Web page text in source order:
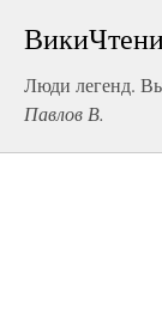
Люди легенд.
Павлов В.